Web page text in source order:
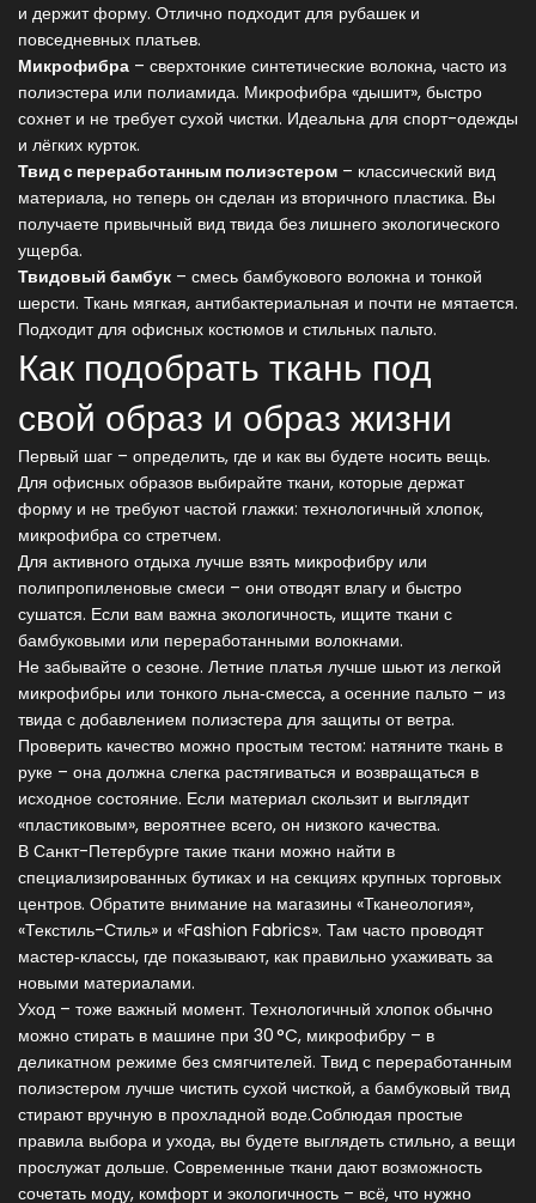
и держит форму. Отлично подходит для рубашек и
повседневных платьев.
Микрофибра – сверхтонкие синтетические волокна, часто из
полиэстера или полиамида. Микрофибра «дышит», быстро
сохнет и не требует сухой чистки. Идеальна для спорт-одежды
и лёгких курток.
Твид с переработанным полиэстером – классический вид
материала, но теперь он сделан из вторичного пластика. Вы
получаете привычный вид твида без лишнего экологического
ущерба.
Твидовый бамбук – смесь бамбукового волокна и тонкой
шерсти. Ткань мягкая, антибактериальная и почти не мятается.
Подходит для офисных костюмов и стильных пальто.
Как подобрать ткань под
свой образ и образ жизни
Первый шаг – определить, где и как вы будете носить вещь.
Для офисных образов выбирайте ткани, которые держат
форму и не требуют частой глажки: технологичный хлопок,
микрофибра со стретчем.
Для активного отдыха лучше взять микрофибру или
полипропиленовые смеси – они отводят влагу и быстро
сушатся. Если вам важна экологичность, ищите ткани с
бамбуковыми или переработанными волокнами.
Не забывайте о сезоне. Летние платья лучше шьют из легкой
микрофибры или тонкого льна‑смесса, а осенние пальто – из
твида с добавлением полиэстера для защиты от ветра.
Проверить качество можно простым тестом: натяните ткань в
руке – она должна слегка растягиваться и возвращаться в
исходное состояние. Если материал скользит и выглядит
«пластиковым», вероятнее всего, он низкого качества.
В Санкт-Петербурге такие ткани можно найти в
специализированных бутиках и на секциях крупных торговых
центров. Обратите внимание на магазины «Тканеология»,
«Текстиль-Стиль» и «Fashion Fabrics». Там часто проводят
мастер‑классы, где показывают, как правильно ухаживать за
новыми материалами.
Уход – тоже важный момент. Технологичный хлопок обычно
можно стирать в машине при 30 °C, микрофибру – в
деликатном режиме без смягчителей. Твид с переработанным
полиэстером лучше чистить сухой чисткой, а бамбуковый твид
стирают вручную в прохладной воде.Соблюдая простые
правила выбора и ухода, вы будете выглядеть стильно, а вещи
прослужат дольше. Современные ткани дают возможность
сочетать моду, комфорт и экологичность – всё, что нужно